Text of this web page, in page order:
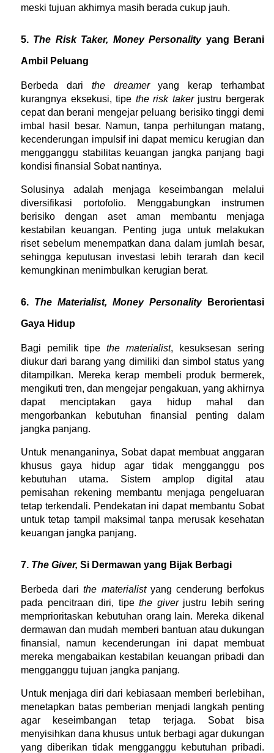
meski tujuan akhirnya masih berada cukup jauh.
5. The Risk Taker, Money Personality yang Berani
Ambil Peluang
Berbeda dari the dreamer yang kerap terhambat
kurangnya eksekusi, tipe the risk taker justru bergerak
cepat dan berani mengejar peluang berisiko tinggi demi
imbal hasil besar. Namun, tanpa perhitungan matang,
kecenderungan impulsif ini dapat memicu kerugian dan
mengganggu stabilitas keuangan jangka panjang bagi
kondisi finansial Sobat nantinya.
Solusinya adalah menjaga keseimbangan melalui
diversifikasi portofolio. Menggabungkan instrumen
berisiko dengan aset aman membantu menjaga
kestabilan keuangan. Penting juga untuk melakukan
riset sebelum menempatkan dana dalam jumlah besar,
sehingga keputusan investasi lebih terarah dan kecil
kemungkinan menimbulkan kerugian berat.
6. The Materialist, Money Personality Berorientasi
Gaya Hidup
Bagi pemilik tipe the materialist, kesuksesan sering
diukur dari barang yang dimiliki dan simbol status yang
ditampilkan. Mereka kerap membeli produk bermerek,
mengikuti tren, dan mengejar pengakuan, yang akhirnya
dapat menciptakan gaya hidup mahal dan
mengorbankan kebutuhan finansial penting dalam
jangka panjang.
Untuk menanganinya, Sobat dapat membuat anggaran
khusus gaya hidup agar tidak mengganggu pos
kebutuhan utama. Sistem amplop digital atau
pemisahan rekening membantu menjaga pengeluaran
tetap terkendali. Pendekatan ini dapat membantu Sobat
untuk tetap tampil maksimal tanpa merusak kesehatan
keuangan jangka panjang.
7. The Giver, Si Dermawan yang Bijak Berbagi
Berbeda dari the materialist yang cenderung berfokus
pada pencitraan diri, tipe the giver justru lebih sering
memprioritaskan kebutuhan orang lain. Mereka dikenal
dermawan dan mudah memberi bantuan atau dukungan
finansial, namun kecenderungan ini dapat membuat
mereka mengabaikan kestabilan keuangan pribadi dan
mengganggu tujuan jangka panjang.
Untuk menjaga diri dari kebiasaan memberi berlebihan,
menetapkan batas pemberian menjadi langkah penting
agar keseimbangan tetap terjaga. Sobat bisa
menyisihkan dana khusus untuk berbagi agar dukungan
yang diberikan tidak mengganggu kebutuhan pribadi.